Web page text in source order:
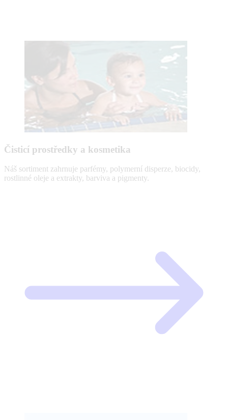
Čisticí prostředky a kosmetika
Náš sortiment zahrnuje parfémy, polymerní disperze, biocidy,
rostlinné oleje a extrakty, barviva a pigmenty.